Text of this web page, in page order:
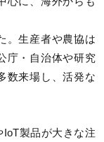
。生産者や農協は
庁・自治体や研究
数来場し、活発な
製品が大きな注